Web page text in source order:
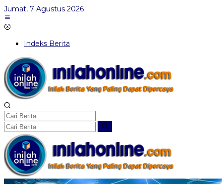
Lewati
ke
konten
Jumat, 7 Agustus 2026
Indeks Berita